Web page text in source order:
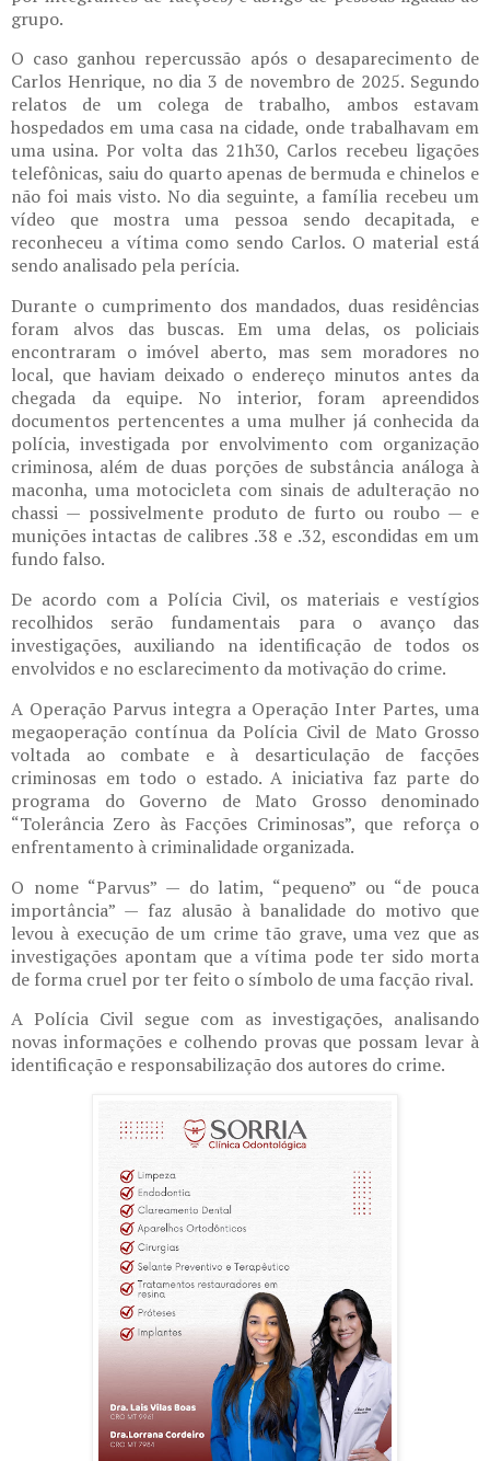
grupo.
O caso ganhou repercussão após o desaparecimento de
Carlos Henrique, no dia 3 de novembro de 2025. Segundo
relatos de um colega de trabalho, ambos estavam
hospedados em uma casa na cidade, onde trabalhavam em
uma usina. Por volta das 21h30, Carlos recebeu ligações
telefônicas, saiu do quarto apenas de bermuda e chinelos e
não foi mais visto. No dia seguinte, a família recebeu um
vídeo que mostra uma pessoa sendo decapitada, e
reconheceu a vítima como sendo Carlos. O material está
sendo analisado pela perícia.
Durante o cumprimento dos mandados, duas residências
foram alvos das buscas. Em uma delas, os policiais
encontraram o imóvel aberto, mas sem moradores no
local, que haviam deixado o endereço minutos antes da
chegada da equipe. No interior, foram apreendidos
documentos pertencentes a uma mulher já conhecida da
polícia, investigada por envolvimento com organização
criminosa, além de duas porções de substância análoga à
maconha, uma motocicleta com sinais de adulteração no
chassi — possivelmente produto de furto ou roubo — e
munições intactas de calibres .38 e .32, escondidas em um
fundo falso.
De acordo com a Polícia Civil, os materiais e vestígios
recolhidos serão fundamentais para o avanço das
investigações, auxiliando na identificação de todos os
envolvidos e no esclarecimento da motivação do crime.
A Operação Parvus integra a Operação Inter Partes, uma
megaoperação contínua da Polícia Civil de Mato Grosso
voltada ao combate e à desarticulação de facções
criminosas em todo o estado. A iniciativa faz parte do
programa do Governo de Mato Grosso denominado
“Tolerância Zero às Facções Criminosas”, que reforça o
enfrentamento à criminalidade organizada.
O nome “Parvus” — do latim, “pequeno” ou “de pouca
importância” — faz alusão à banalidade do motivo que
levou à execução de um crime tão grave, uma vez que as
investigações apontam que a vítima pode ter sido morta
de forma cruel por ter feito o símbolo de uma facção rival.
A Polícia Civil segue com as investigações, analisando
novas informações e colhendo provas que possam levar à
identificação e responsabilização dos autores do crime.